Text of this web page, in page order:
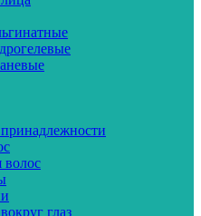
волос
глаз